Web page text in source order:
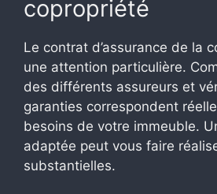
copropriété
Le contrat d’assurance de la
une attention particulière.
des différents assureurs et
garanties correspondent
besoins de votre immeuble.
adaptée peut vous faire
substantielles.